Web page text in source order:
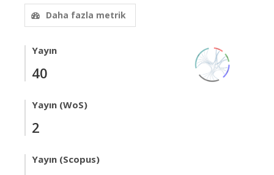
Daha fazla metrik
Yayın
40
Yayın (WoS)
2
Yayın (Scopus)